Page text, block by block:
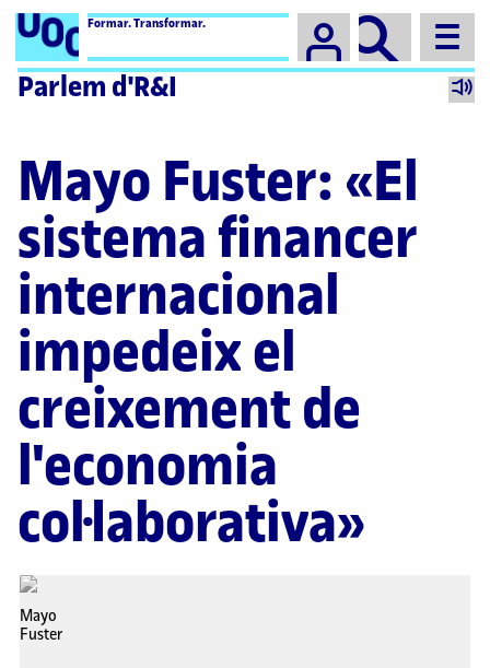
Formar. Transformar. Campus
Parlem d'R&I
Mayo Fuster: «El
sistema financer
internacional
impedeix el
creixement de
l'economia
col·laborativa»